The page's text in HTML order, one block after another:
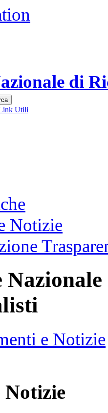
di
Utili
Notizie
e Notizie
Notizie